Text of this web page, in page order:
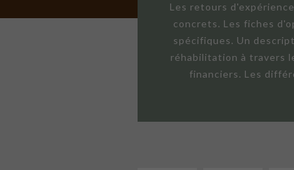
Les retours
concrets. Les fiches
spécifiques. Un
réhabilitation à travers
financiers. Les
ISOLATION